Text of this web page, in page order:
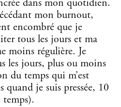
dans mon quotidien.
mon burnout,
encombré que je
tous les jours et ma
moins régulière. Je
les jours, plus ou moins
du temps qui m’est
je suis pressée, 10